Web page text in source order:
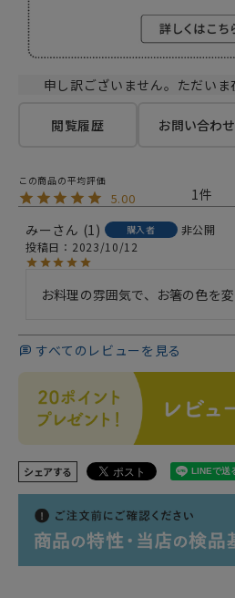
申し訳ございません。ただいま
閲覧履歴 お問い合わせ
5.00
1
みー
1 購入者
非公開
投稿日
2023/10/12
お料理の雰囲気で、お箸の色を変
すべてのレビューを見る
シェアする